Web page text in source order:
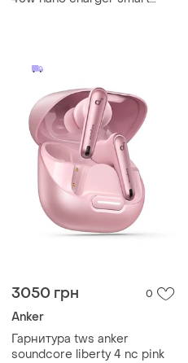
3050 грн 0
Anker
Гарнитура tws anker
soundcore liberty 4 nc pink